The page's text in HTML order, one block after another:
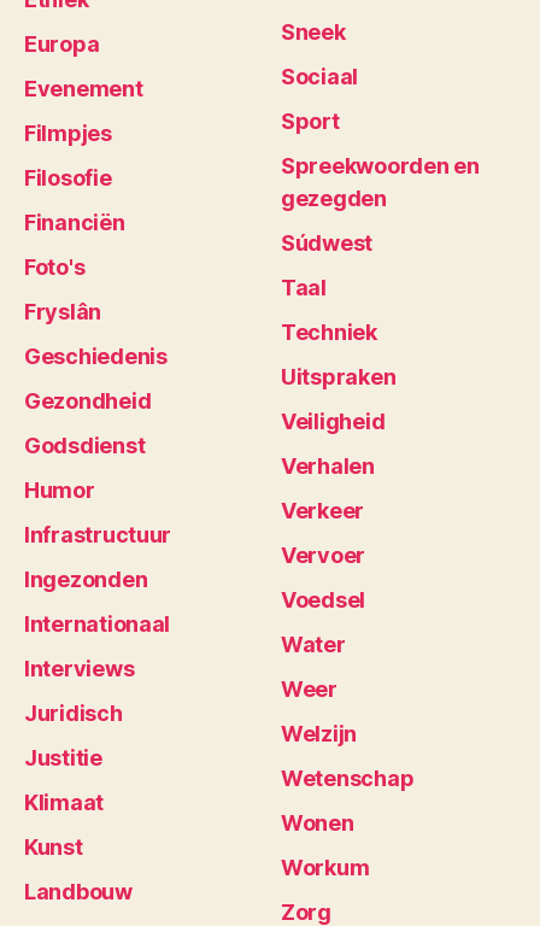
Europa
Evenement
Filmpjes
Filosofie
Financiën
Foto's
Fryslân
Geschiedenis
Gezondheid
Godsdienst
Humor
Infrastructuur
Ingezonden
Internationaal
Interviews
Juridisch
Justitie
Klimaat
Kunst
Landbouw
Sneek
Sociaal
Sport
Spreekwoorden en
gezegden
Súdwest
Taal
Techniek
Uitspraken
Veiligheid
Verhalen
Verkeer
Vervoer
Voedsel
Water
Weer
Welzijn
Wetenschap
Wonen
Workum
Zorg